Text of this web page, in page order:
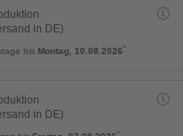
in DE)
bis Montag, 10.08.2026*
in DE)
*